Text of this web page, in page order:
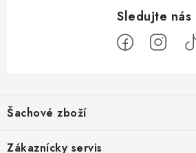
á
p
a
Šachové zboží
Zákaznícky servis